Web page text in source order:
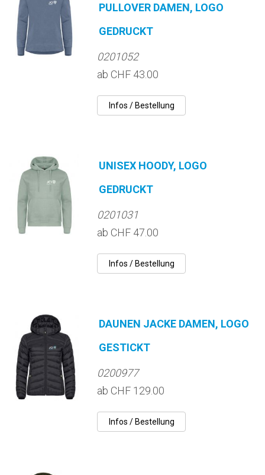
PULLOVER DAMEN, LOGO
GEDRUCKT
0201052
ab CHF 43.00
UNISEX HOODY, LOGO
GEDRUCKT
0201031
ab CHF 47.00
DAUNEN JACKE DAMEN, LOGO
GESTICKT
0200977
ab CHF 129.00